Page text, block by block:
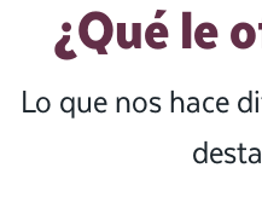
¿Qué le
Lo que nos hace